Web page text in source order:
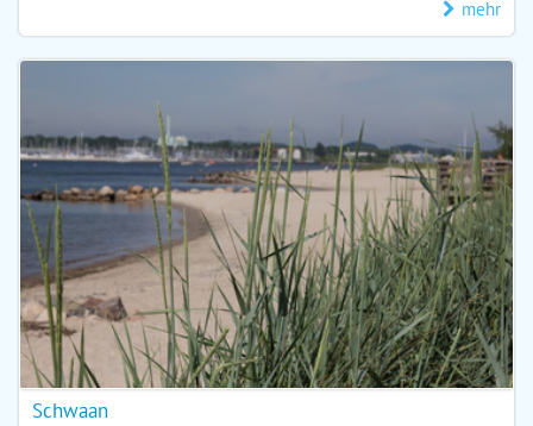
mehr
Schwaan